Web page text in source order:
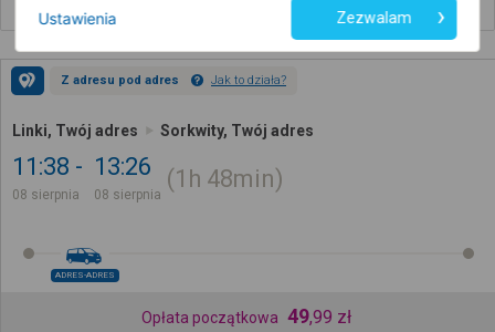
Z adresu pod adres Jak to działa?
Linki, Twój adres Sorkwity, Twój adres
11:38
08 sierpnia
13:26
08 sierpnia
1h 48min
ADRES-ADRES
Opłata początkowa 49,99 zł
Ustawienia Zezwalam